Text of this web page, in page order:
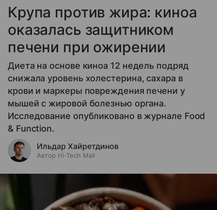
Крупа против жира: киноа
оказалась защитником
печени при ожирении
Диета на основе киноа 12 недель подряд
снижала уровень холестерина, сахара в
крови и маркеры повреждения печени у
мышей с жировой болезнью органа.
Исследование опубликовано в журнале Food
& Function.
Ильдар Хайретдинов
Автор Hi-Tech Mail